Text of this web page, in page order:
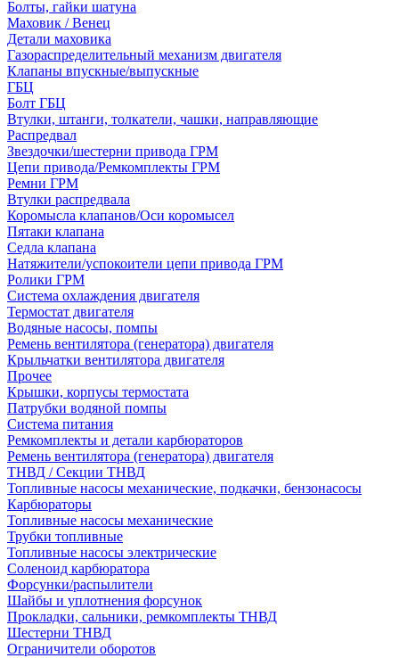
Болты, гайки шатуна
Маховик / Венец
Детали маховика
Газораспределительный механизм двигателя
Клапаны впускные/выпускные
ГБЦ
Болт ГБЦ
Втулки, штанги, толкатели, чашки, направляющие
Распредвал
Звездочки/шестерни привода ГРМ
Цепи привода/Ремкомплекты ГРМ
Ремни ГРМ
Втулки распредвала
Коромысла клапанов/Оси коромысел
Пятаки клапана
Седла клапана
Натяжители/успокоители цепи привода ГРМ
Ролики ГРМ
Система охлаждения двигателя
Термостат двигателя
Водяные насосы, помпы
Ремень вентилятора (генератора) двигателя
Крыльчатки вентилятора двигателя
Прочее
Крышки, корпусы термостата
Патрубки водяной помпы
Система питания
Ремкомплекты и детали карбюраторов
Ремень вентилятора (генератора) двигателя
ТНВД / Секции ТНВД
Топливные насосы механические, подкачки, бензонасосы
Карбюраторы
Топливные насосы механические
Трубки топливные
Топливные насосы электрические
Соленоид карбюратора
Форсунки/распылители
Шайбы и уплотнения форсунок
Прокладки, сальники, ремкомплекты ТНВД
Шестерни ТНВД
Ограничители оборотов